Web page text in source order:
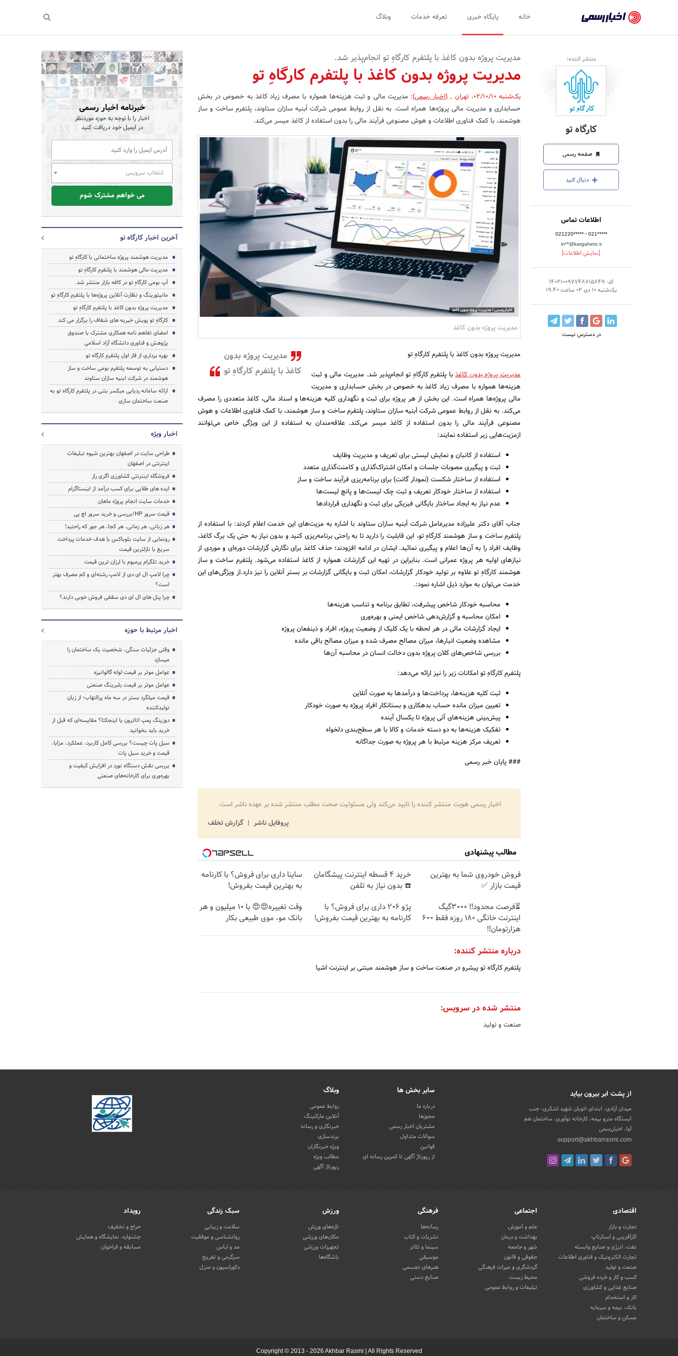
رسمی
-
اخبار
تایید
شده
شرکت‌ها،
سازمان‌ها
و
روابط
عمومی‌ها
خانه پایگاه خبری تعرفه خدمات وبلاگ
جستجو
منتشر کننده:
کارگاه تو
صفحه رسمی
دنبال کنید
اطلاعات تماس
021220***** - 021*****
in**@kargaheto.ir
[نمایش اطلاعات]
کد: 140210097748715849
یک‌شنبه 10 دی 02 ساعت 19:40
در دسترس نیست
مدیریت پروژه بدون کاغذ با پلتفرم کارگاهِ تو انجام‌پذیر شد.
مدیریت پروژه بدون کاغذ با پلتفرم کارگاهِ تو
یک‌شنبه 02/10/10 ،تهران ,(اخبار رسمی): مدیریت مالی و ثبت هزینه‌ها همواره با مصرف زیاد کاغذ به خصوص در بخش
حسابداری و مدیریت مالی پروژه‌ها همراه است. به نقل از روابط عمومی شرکت اَبنیه سازان ستاوند، پلتفرم ساخت و ساز
هوشمند، با کمک فناوری اطلاعات و هوش مصنوعی فرآیند مالی را بدون استفاده از کاغذ میسر می‌کند.
مدیریت پروژه بدون کاغذ
مدیریت پروژه بدون
کاغذ با پلتفرم کارگاهِ تو
مدیریت پروژه بدون کاغذ با پلتفرم کارگاهِ تو
مدیریت پروژه بدون کاغذبا پلتفرم کارگاهِ تو انجام‌پذیر شد. مدیریت مالی و ثبت
هزینه‌ها همواره با مصرف زیاد کاغذ به خصوص در بخش حسابداری و مدیریت
مالی پروژه‌ها همراه است. این بخش از هر پروژه برای ثبت و نگهداری کلیه هزینه‌ها و اسناد مالی، کاغذ متعددی را مصرف
می‌کند. به نقل از روابط عمومی شرکت اَبنیه سازان ستاوند، پلتفرم ساخت و ساز هوشمند، با کمک فناوری اطلاعات و هوش
مصنوعی فرآیند مالی را بدون استفاده از کاغذ میسر می‌کند. علاقه‌مندان به استفاده از این ویژگی خاص می‌توانند
ازمزیت‌هایی زیر استفاده نمایند:
استفاده از کانبان و نمایش لیستی برای تعریف و مدیریت وظایف
ثبت و پیگیری مصوبات جلسات و امکان اشتراک‌گذاری و کامنت‌گذاری متعدد
استفاده از ساختار شکست (نمودار گانت) برای برنامه‌ریزی فرآیند ساخت و ساز
استفاده از ساختار خودکار تعریف و ثبت چک لیست‌ها و پانچ لیست‌ها
عدم نیاز به ایجاد ساختار بایگانی فیزیکی برای ثبت و نگهداری قراردادها
جناب آقای دکتر علیزاده مدیرعامل شرکت اَبنیه سازان ستاوند با اشاره به مزیت‌های این خدمت اعلام کردند: با استفاده از
پلتفرم ساخت و ساز هوشمند کارگاهِ تو، این قابلیت را دارید تا به راحتی برنامه‌‌ریزی کنید و بدون نیاز به حتی یک برگ کاغذ،
وظایف افراد را به آن‌ها اعلام و پیگیری نمائید. ایشان در ادامه افزودند؛ حذف کاغذ برای نگارش گزارشات دوره‌ای و موردی از
نیازهای اولیه هر پروژه عمرانی است. بنابراین در تهیه این گزارشات همواره از کاغذ استفاده می‌شود. پلتفرم ساخت و ساز
هوشمند کارگاهِ تو علاوه بر تولید خودکار گزارشات، امکان ثبت و بایگانی گزارشات بر بستر آنلاین را نیز دارد.از ویژگی‌های این
خدمت می‌توان به موارد ذیل اشاره نمود:.
محاسبه خودکار شاخص پیشرفت، تطابق برنامه و تناسب هزینه‌ها
امکان محاسبه و گزارش‌دهی شاخص ایمنی و بهره‌وری
ایجاد گزارشات مالی در هر لحظه با یک کلیک از وضعیت پروژه، افراد و ذینفعان پروژه
مشاهده وضعیت انبارها، میزان مصالح مصرف شده و میزان مصالح باقی مانده
بررسی شاخص‌های کلان پروژه بدون دخالت انسان در محاسبه آن‌ها
پلتفرم کارگاهِ تو امکانات زیر را نیز ارائه می‌دهد:
ثبت کلیه هزینه‌ها، پرداخت‌ها و درآمدها به صورت آنلاین
تعیین میزان مانده حساب بدهکاری و بستانکار افراد پروژه به صورت خودکار
پیش‌بینی هزینه‌های آتی پروژه تا یکسال آینده
تفکیک هزینه‌ها به دو دسته خدمات و کالا با هر سطح‌بندی دلخواه
تعریف مرکز هزینه مرتبط با هر پروژه به صورت جداگانه
### پایان خبر رسمی
اخبار رسمی هویت منتشر کننده را تایید می‌کند ولی مسئولیت صحت مطلب منتشر شده بر عهده ناشر است.
پروفایل ناشر
گزارش تخلف
مطالب پیشنهادی
فروش خودروی شما به بهترین
قیمت بازار ✅
خرید 4 قسطه اینترنت پیشگامان
☎️ بدون نیاز به تلفن
ساینا داری برای فروش؟ با کارنامه
به بهترین قیمت بفروش!
⏳فرصت محدود!! 3000گیگ
اینترنت خانگی 180 روزه فقط 600
هزارتومان!!
پژو 206 داری برای فروش؟ با
کارنامه به بهترین قیمت بفروش!
وقت تغییره😍😍 با 10 میلیون و هر
بانک مو، موی طبیعی بکار
درباره منتشر کننده:
پلتفرم کارگاه تو پیشرو در صنعت ساخت و ساز هوشمند مبتنی بر اینترنت اشیا
منتشر شده در سرویس:
صنعت و تولید
خبرنامه اخبار رسمی
اخبار را با توجه به حوزه موردنظر
در ایمیل خود دریافت کنید
انتخاب سرویس
می خواهم مشترک شوم
آخرین اخبار کارگاه تو
مدیریت هوشمند پروژه ساختمانی با کارگاهِ تو
مدیریت مالی هوشمند با پلتفرم کارگاهِ تو
اَپ بومی کارگاهِ تو در کافه بازار منتشر شد.
مانیتورینگ و نظارت آنلاین پروژه‌ها با پلتفرم کارگاهِ تو
مدیریت پروژه بدون کاغذ با پلتفرم کارگاهِ تو
کارگاهِ تو پویش خیریه های شفاف را برگزار می کند
امضای تفاهم نامه همکاری مشترک با صندوق
پژوهش و فناوری دانشگاه آزاد اسلامی
بهره برداری از فاز اول پلتفرم کارگاه تو
دستیابی به توسعه پلتفرم بومی ساخت و ساز
هوشمند در شرکت ابنیه سازان ستاوند
ارائه سامانه ردیابی میکسر بتنی در پلتفرم کارگاه تو به
صنعت ساختمان سازی
اخبار ویژه
طراحی سایت در اصفهان بهترین شیوه تبلیغات
اینترنتی در اصفهان
فروشگاه اینترنتی کشاورزی اگری راز
ایده های طلایی برای کسب درآمد از اینستاگرام
خدمات سایت انجام پروژه ماهان
قیمت سرور HP/بررسی و خرید سرور اچ پی
هر زبانی، هر زمانی، هر کجا، هر جور که راحتید!
رونمایی از سایت بلوباکس با هدف خدمات پرداخت
سریع با نازلترین قیمت
خرید تلگرام پرمیوم با ارزان ترین قیمت
چرا لامپ ال ای دی از لامپ رشته‌ای و کم مصرف بهتر
است؟
چرا پنل های ال ای دی سقفی فروش خوبی دارند؟
اخبار مرتبط با حوزه
وقتی جزئیات سنگی، شخصیت یک ساختمان را
میسازد
عوامل موثر بر قیمت لوله گالوانیزه
عوامل موثر بر قیمت بلبرینگ صنعتی
قیمت میلگرد بستر در سه ماه پرالتهاب؛ از زبان
تولیدکننده
دوزینگ پمپ اتاترون یا اینجکتا؟ مقایسه‌ای که قبل از
خرید باید بخوانید
سیل پات چیست؟ بررسی کامل کاربرد، عملکرد، مزایا،
قیمت و خرید سیل پات
بررسی نقش دستگاه نورد در افزایش کیفیت و
بهره‌وری برای کارخانه‌های صنعتی
از پشت ابر بیرون بیاید
میدان آزادی، ابتدای اتوبان شهید لشکری، جنب
ایستگاه مترو بیمه، کارخانه نوآوری، ساختمان هم
آوا، اخباررسمی
support@akhbarrasmi.com
سایر بخش ها
درباره ما
مجوزها
مشتریان اخبار رسمی
سوالات متداول
قوانین
از رپورتاژ آگهی تا کمپین رسانه ای
وبلاگ
روابط عمومی
آنلاین مارکتینگ
خبرنگاری و رسانه
برندسازی
ویژه خبرنگاران
مطالب ویژه
رپورتاژ آگهی
اقتصادی
تجارت و بازار
کارآفرینی و استارتاپ
نفت، انرژی و صنایع وابسته
تجارت الکترونیک و فناوری اطلاعات
صنعت و تولید
کسب و کار و خرده فروشی
صنایع غذایی و کشاورزی
کار و استخدام
بانک، بیمه و سرمایه
مسکن و ساختمان
اجتماعی
علم و آموزش
بهداشت و درمان
شهر و جامعه
حقوقی و قانون
گردشگری و میراث فرهنگی
محیط زیست
تبلیغات و روابط عمومی
فرهنگی
رسانه‌ها
نشریات و کتاب
سینما و تئاتر
موسیقی
هنرهای تجسمی
صنایع دستی
ورزش
تازه‌های ورزش
مکان‌های ورزشی
تجهیزات ورزشی
باشگاه‌ها
سبک زندگی
سلامت و زیبایی
روانشناسی و موفقیت
مد و لباس
سرگرمی و تفریح
دکوراسیون و منزل
رویداد
حراج و تخفیف
جشنواره، نمایشگاه و همایش
مسابقه و فراخوان
Copyright © 2013 - 2026 Akhbar Rasmi All Rights Reserved